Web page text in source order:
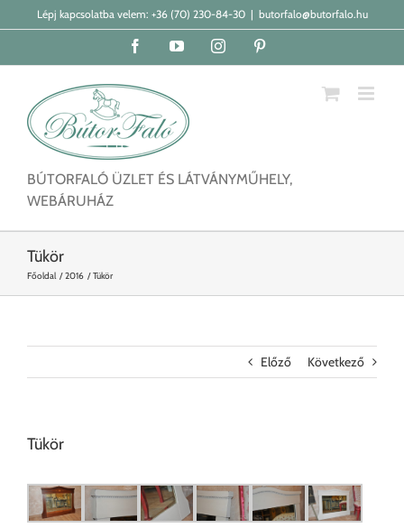
KihagyásLépj kapcsolatba velem: +36 (70) 230-84-30 | butorfalo@butorfalo.hu
FacebookYouTubeInstagram
BÚTORFALÓ ÜZLET ÉS LÁTVÁNYMŰHELY,
WEBÁRUHÁZ
Tükör
Főoldal 2016 Tükör
Előző Következő
Tükör